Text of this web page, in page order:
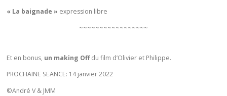
« La baignade » expression libre
~~~~~~~~~~~~~~~~~
Et en bonus, un making Offdu film d’Olivier et Philippe.
PROCHAINE SEANCE: 14 janvier 2022
©André V & JMM